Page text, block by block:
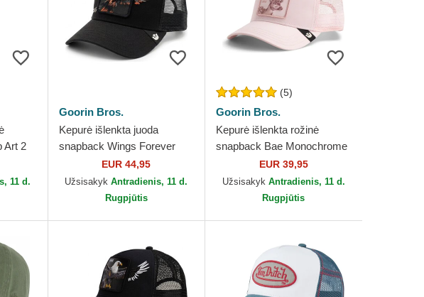
Art 2
11 d.
Goorin Bros.
Kepurė išlenkta juoda
snapback Wings Forever
The Farm Goorin Bros.
EUR 44,95
UžsisakykAntradienis, 11 d.
Rugpjūtis
(5)
Goorin Bros.
Kepurė išlenkta rožinė
snapback Bae Monochrome
The Farm Goorin Bros.
EUR 39,95
Užsisakyk Antradienis, 11 d.
Rugpjūtis